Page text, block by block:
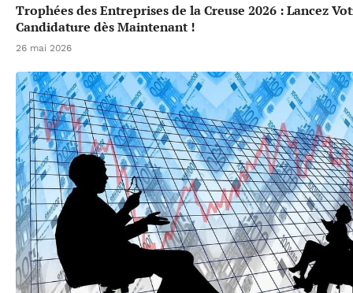
Trophées des Entreprises de la Creuse 2026 : Lancez
Candidature dès Maintenant !
26 mai 2026